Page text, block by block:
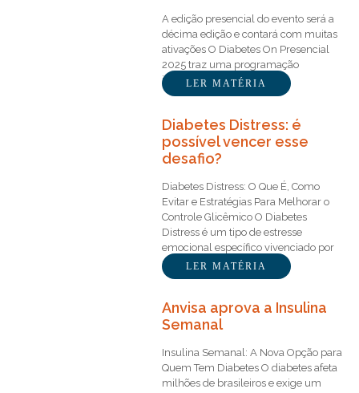
A edição presencial do evento será a
décima edição e contará com muitas
ativações O Diabetes On Presencial
2025 traz uma programação
imperdível, repleta de…
LER MATÉRIA
Diabetes Distress: é
possível vencer esse
desafio?
Diabetes Distress: O Que É, Como
Evitar e Estratégias Para Melhorar o
Controle Glicêmico O Diabetes
Distress é um tipo de estresse
emocional específico vivenciado por
pessoas…LER MATÉRIA
Anvisa aprova a Insulina
Semanal
Insulina Semanal: A Nova Opção para
Quem Tem Diabetes O diabetes afeta
milhões de brasileiros e exige um